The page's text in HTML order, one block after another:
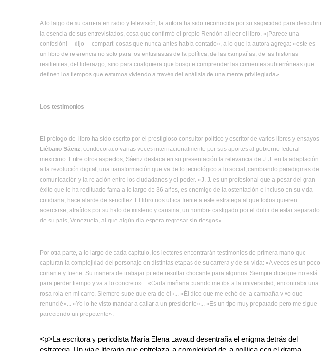
A lo largo de su carrera en radio y televisión, la autora ha sido reconocida por su sagacidad para descubrir
la esencia de sus entrevistados, cosa que confirmó el propio Rendón al leer el libro. «¡Parece una
confesión! —dijo— compartí cosas que nunca antes había contado», a lo que la autora agrega: «este es
un libro de referencia no solo para los entusiastas de la política, de las campañas, de las historias
resilientes, del liderazgo, sino para cualquiera que busque comprender las corrientes subterráneas que
definen los tiempos que estamos viviendo a través del análisis de una mente privilegiada».
Los testimonios
El prólogo del libro ha sido escrito por el prestigioso consultor político y escritor de varios libros y ensayos
Liébano Sáenz, condecorado varias veces internacionalmente por sus aportes al gobierno federal
mexicano. Entre otros aspectos, Sáenz destaca en su presentación la relevancia de J. J. en la adaptación
a la revolución digital, una transformación que va de lo tecnológico a lo social, cambiando paradigmas de
comunicación y la relación entre los ciudadanos y el poder. «J. J. es un profesional que a pesar del gran
éxito que le ha redituado fama a lo largo de 36 años, es enemigo de la ostentación e incluso en su vida
cotidiana, hace alarde de sencillez. El libro nos ubica frente a este estratega al que todos quieren
acercarse, atraídos por su halo de misterio y carisma; un hombre castigado por el dolor de estar separado
de su país, Venezuela, al que algún día espera regresar sin riesgos».
Por otra parte, a lo largo de cada capítulo, los lectores encontrarán testimonios de primera mano que
capturan la complejidad del personaje en distintas etapas de su carrera y de su vida: «A veces es un poco
cortante y fuerte. Su manera de trabajar puede resultar chocante para algunos. Siempre dice que no está
para perder tiempo y va a lo concreto»... «Cada mañana cuando me iba a la universidad, encontraba una
rosa roja en mi carro. Siempre supe que era de él»... «Él dice que me echó de la campaña y yo que
renuncié»... «Yo lo he visto mandar a callar a un presidente»... «Es un tipo muy preparado pero me sigue
pareciendo un prepotente».
<p>La escritora y periodista María Elena Lavaud desentraña el enigma detrás del
estratega. Un viaje literario que entrelaza la complejidad de la política con el drama